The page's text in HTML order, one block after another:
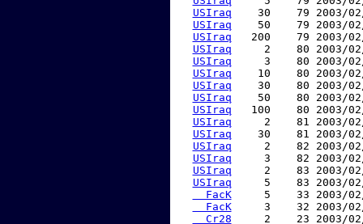
USIraq
30    79 2003/
USIraq
50    79 2003/
USIraq
200    79 2003/
USIraq
2    80 2003/
USIraq
3    80 2003/
USIraq
10    80 2003/
USIraq
30    80 2003/
USIraq
50    80 2003/
USIraq
100    80 2003/
USIraq
2    81 2003/
USIraq
30    81 2003/
USIraq
2    82 2003/
USIraq
3    82 2003/
USIraq
2    83 2003/
USIraq
5    83 2003/
  FacK
5    33 2003/
  FacK
3    32 2003/
  Cr28
2    23 2003/